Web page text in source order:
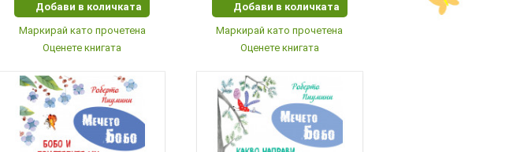
Добави в количката
Маркирай като прочетена
Оценете книгата
Добави в количката
Маркирай като прочетена
Оценете книгата